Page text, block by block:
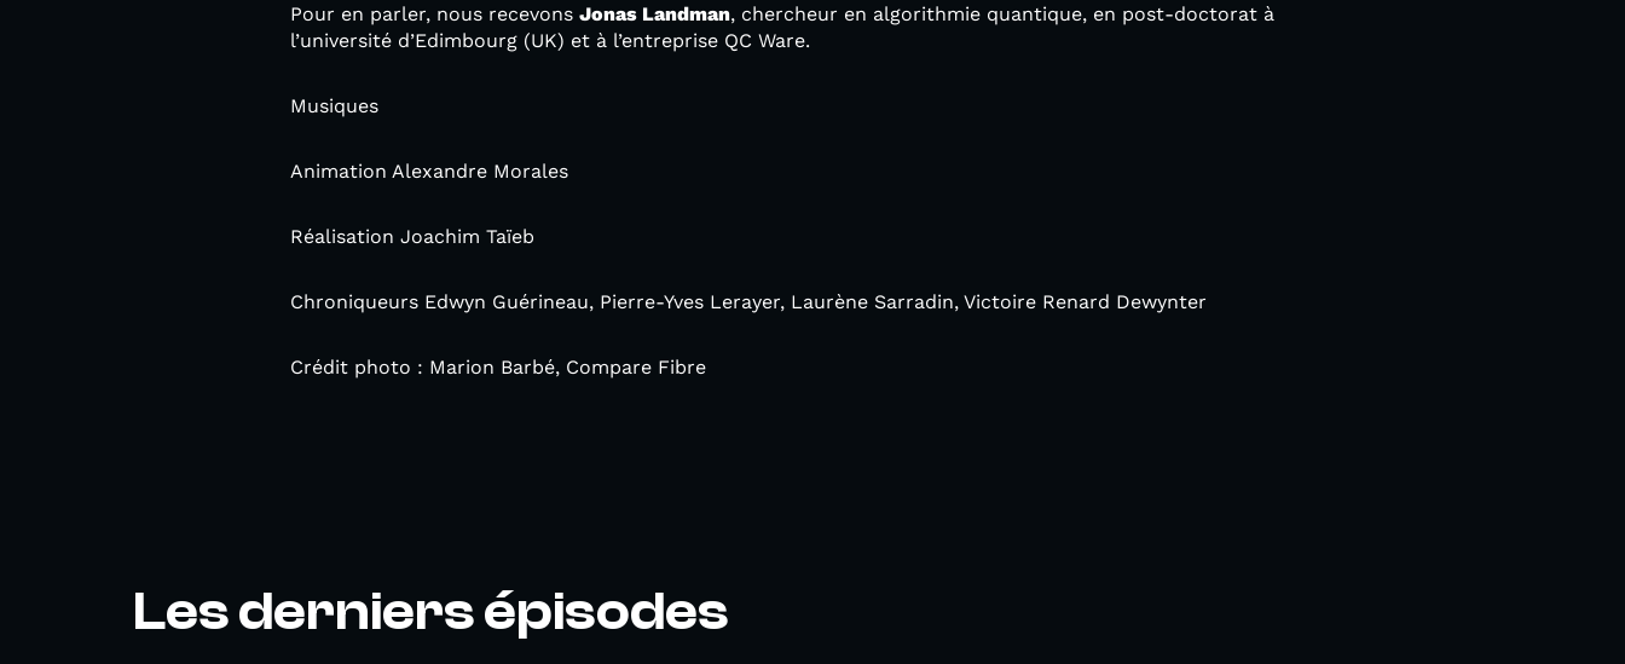
Pour en parler, nous recevons Jonas Landman, chercheur en algorithmie quantique, en post-doctorat à
l’université d’Edimbourg (UK) et à l’entreprise QC Ware.
Musiques
Animation Alexandre Morales
Réalisation Joachim Taïeb
Chroniqueurs Edwyn Guérineau, Pierre-Yves Lerayer, Laurène Sarradin, Victoire Renard Dewynter
Crédit photo : Marion Barbé, Compare Fibre
Les derniers épisodes